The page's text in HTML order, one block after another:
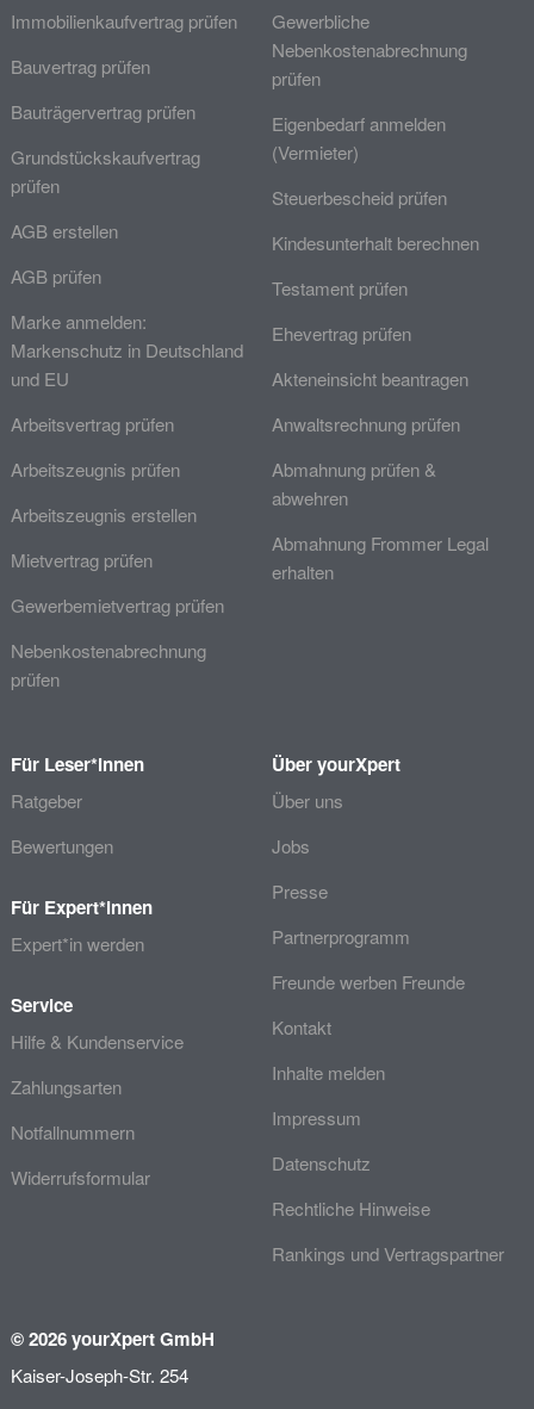
Immobilienkaufvertrag prüfen
Bauvertrag prüfen
Bauträgervertrag prüfen
Grundstückskaufvertrag
prüfen
AGB erstellen
AGB prüfen
Marke anmelden:
Markenschutz in Deutschland
und EU
Arbeitsvertrag prüfen
Arbeitszeugnis prüfen
Arbeitszeugnis erstellen
Mietvertrag prüfen
Gewerbemietvertrag prüfen
Nebenkostenabrechnung
prüfen
Gewerbliche
Nebenkostenabrechnung
prüfen
Eigenbedarf anmelden
(Vermieter)
Steuerbescheid prüfen
Kindesunterhalt berechnen
Testament prüfen
Ehevertrag prüfen
Akteneinsicht beantragen
Anwaltsrechnung prüfen
Abmahnung prüfen &
abwehren
Abmahnung Frommer Legal
erhalten
Für Leser*innen
Ratgeber
Bewertungen
Für Expert*innen
Expert*in werden
Service
Hilfe & Kundenservice
Zahlungsarten
Notfallnummern
Widerrufsformular
Über yourXpert
Über uns
Jobs
Presse
Partnerprogramm
Freunde werben Freunde
Kontakt
Inhalte melden
Impressum
Datenschutz
Rechtliche Hinweise
Rankings und Vertragspartner
© 2026 yourXpert GmbH
Kaiser-Joseph-Str. 254